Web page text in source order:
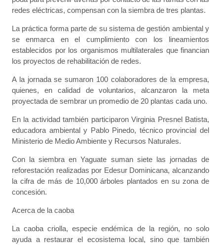
redes eléctricas, compensan con la siembra de tres plantas.
La práctica forma parte de su sistema de gestión ambiental y
se enmarca en el cumplimiento con los lineamientos
establecidos por los organismos multilaterales que financian
los proyectos de rehabilitación de redes.
A la jornada se sumaron 100 colaboradores de la empresa,
quienes, en calidad de voluntarios, alcanzaron la meta
proyectada de sembrar un promedio de 20 plantas cada uno.
En la actividad también participaron Virginia Presnel Batista,
educadora ambiental y Pablo Pinedo, técnico provincial del
Ministerio de Medio Ambiente y Recursos Naturales.
Con la siembra en Yaguate suman siete las jornadas de
reforestación realizadas por Edesur Dominicana, alcanzando
la cifra de más de 10,000 árboles plantados en su zona de
concesión.
Acerca de la caoba
La caoba criolla, especie endémica de la región, no solo
ayuda a restaurar el ecosistema local, sino que también